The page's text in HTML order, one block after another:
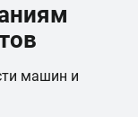
машин и